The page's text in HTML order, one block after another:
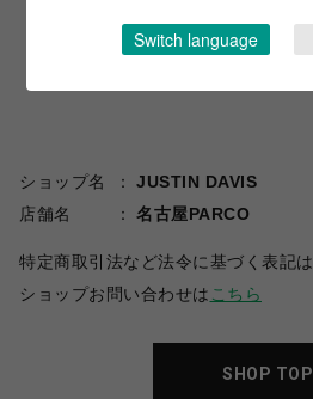
ショップ名
JUSTIN DAVIS
店舗名
名古屋PARCO
特定商取引法など法令に基づく表記は
ショップお問い合わせは こちら
SHOP TOP
Switch language